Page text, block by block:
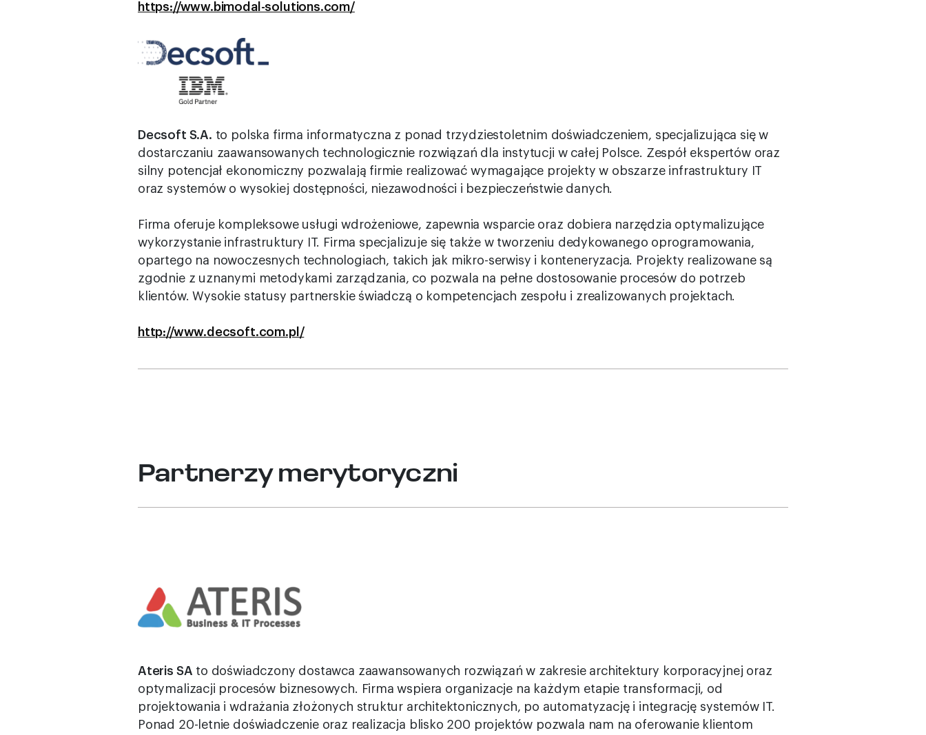
https://www.bimodal-solutions.com/
Decsoft S.A. to polska firma informatyczna z ponad trzydziestoletnim doświadczeniem, specjalizująca się w
dostarczaniu zaawansowanych technologicznie rozwiązań dla instytucji w całej Polsce. Zespół ekspertów oraz
silny potencjał ekonomiczny pozwalają firmie realizować wymagające projekty w obszarze infrastruktury IT
oraz systemów o wysokiej dostępności, niezawodności i bezpieczeństwie danych.
Firma oferuje kompleksowe usługi wdrożeniowe, zapewnia wsparcie oraz dobiera narzędzia optymalizujące
wykorzystanie infrastruktury IT. Firma specjalizuje się także w tworzeniu dedykowanego oprogramowania,
opartego na nowoczesnych technologiach, takich jak mikro-serwisy i konteneryzacja. Projekty realizowane są
zgodnie z uznanymi metodykami zarządzania, co pozwala na pełne dostosowanie procesów do potrzeb
klientów. Wysokie statusy partnerskie świadczą o kompetencjach zespołu i zrealizowanych projektach.
http://www.decsoft.com.pl/
Partnerzy merytoryczni
Ateris SA to doświadczony dostawca zaawansowanych rozwiązań w zakresie architektury korporacyjnej oraz
optymalizacji procesów biznesowych. Firma wspiera organizacje na każdym etapie transformacji, od
projektowania i wdrażania złożonych struktur architektonicznych, po automatyzację i integrację systemów IT.
Ponad 20-letnie doświadczenie oraz realizacja blisko 200 projektów pozwala nam na oferowanie klientom